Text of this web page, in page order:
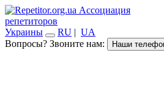
Ассоциация
репетиторов
Украины
RU | UA
Вопросы? Звоните нам:
Наши